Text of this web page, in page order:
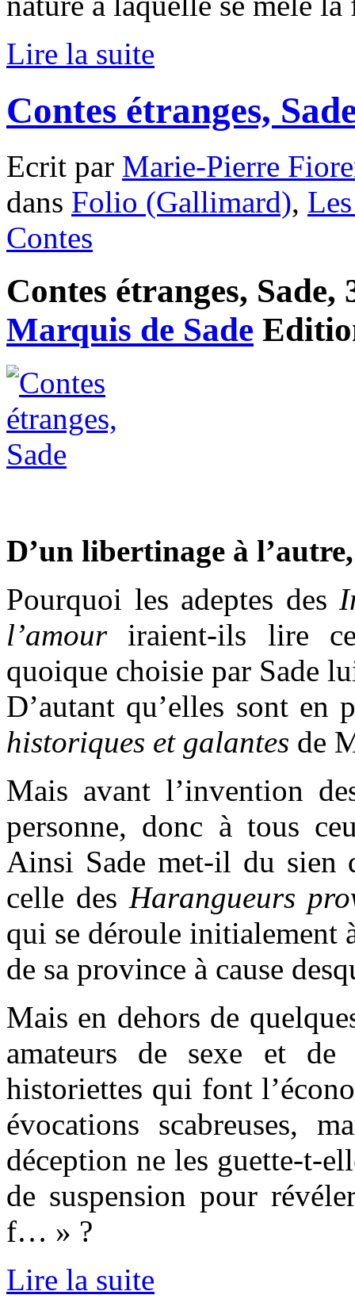
Lire la suite
Contes étranges,
Ecrit par Marie-Pierre
dans Folio (Gallimard),
Contes
Contes étranges,
Marquis de Sade
D’un libertinage à
Pourquoi les adeptes des
l’amouriraient-ils lire
quoique choisie par Sade
D’autant qu’elles sont en
historiques et galantes de
Mais avant l’invention
personne, donc à tous
Ainsi Sade met-il du sien
celle des Harangueurs
qui se déroule initialement
de sa province à cause
Mais en dehors de
amateurs de sexe et de
historiettes qui font
évocations scabreuses,
déception ne les guette-t-
de suspension pour
f… » ?
Lire la suite